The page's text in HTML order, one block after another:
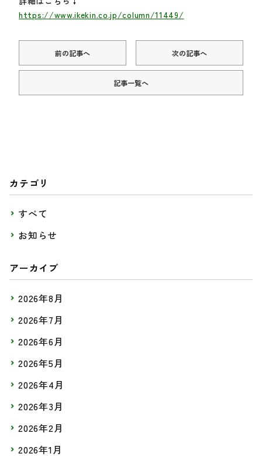
https://www.ikekin.co.jp/column/11449/
前の記事へ
記事一覧へ
次の記事へ
カテゴリ
すべて
お知らせ
アーカイブ
2026年8月
2026年7月
2026年6月
2026年5月
2026年4月
2026年3月
2026年2月
2026年1月